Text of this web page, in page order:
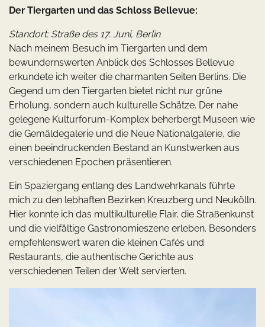
Der Tiergarten und das Schloss Bellevue:
Standort: Straße des 17. Juni, Berlin
Nach meinem Besuch im Tiergarten und dem
bewundernswerten Anblick des Schlosses Bellevue
erkundete ich weiter die charmanten Seiten Berlins. Die
Gegend um den Tiergarten bietet nicht nur grüne
Erholung, sondern auch kulturelle Schätze. Der nahe
gelegene Kulturforum-Komplex beherbergt Museen wie
die Gemäldegalerie und die Neue Nationalgalerie, die
einen beeindruckenden Bestand an Kunstwerken aus
verschiedenen Epochen präsentieren.
Ein Spaziergang entlang des Landwehrkanals führte
mich zu den lebhaften Bezirken Kreuzberg und Neukölln.
Hier konnte ich das multikulturelle Flair, die Straßenkunst
und die vielfältige Gastronomieszene erleben. Besonders
empfehlenswert waren die kleinen Cafés und
Restaurants, die authentische Gerichte aus
verschiedenen Teilen der Welt servierten.